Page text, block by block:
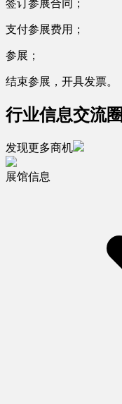
签订参展合同；
支付参展费用；
参展；
结束参展，开具发票。
行业信息交流圈
发现更多商机
展馆信息